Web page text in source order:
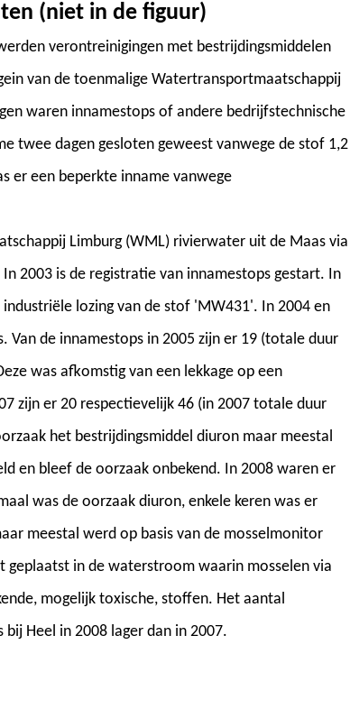
(niet in de figuur)
verontreinigingen met bestrijdingsmiddelen
van de toenmalige Watertransportmaatschappij
waren innamestops of andere bedrijfstechnische
twee dagen gesloten geweest vanwege de stof 1,2
er een beperkte inname vanwege
Limburg (WML) rivierwater uit de Maas via
2003 is de registratie van innamestops gestart. In
lozing van de stof 'MW431'. In 2004 en
Van de innamestops in 2005 zijn er 19 (totale duur
was afkomstig van een lekkage op een
zijn er 20 respectievelijk 46 (in 2007 totale duur
het bestrijdingsmiddel diuron maar meestal
en bleef de oorzaak onbekend. In 2008 waren er
was de oorzaak diuron, enkele keren was er
meestal werd op basis van de mosselmonitor
geplaatst in de waterstroom waarin mosselen via
mogelijk toxische, stoffen. Het aantal
Heel in 2008 lager dan in 2007.